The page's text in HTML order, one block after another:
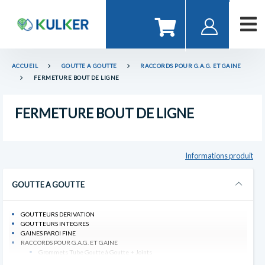
ACCUEIL GOUTTE A GOUTTE
RACCORDS POUR G.A.G. ET GAINE
FERMETURE BOUT DE LIGNE
FERMETURE BOUT DE LIGNE
Informations produit
GOUTTE A GOUTTE
GOUTTEURS DERIVATION
GOUTTEURS INTEGRES
GAINES PAROI FINE
RACCORDS POUR G.A.G. ET GAINE
Grommets Tube Goutte à Goutte + Joints